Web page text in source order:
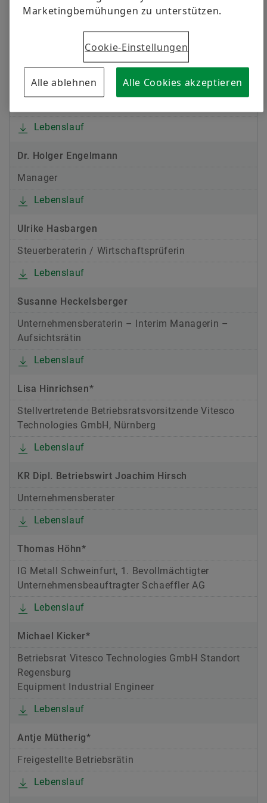
Stellvertretender Vorsitzender des
Konzernbetriebsrats der Schaeffler AG und
Mitglied im Europa Betriebsrat
Lebenslauf
Manfred Eibeck
Lebenslauf
Dr. Holger Engelmann
Manager
Lebenslauf
Ulrike Hasbargen
Steuerberaterin / Wirtschaftsprüferin
Lebenslauf
Susanne Heckelsberger
Unternehmensberaterin – Interim Managerin –
Aufsichtsrätin
Lebenslauf
Lisa Hinrichsen*
Stellvertretende Betriebsratsvorsitzende Vitesco
Technologies GmbH, Nürnberg
Lebenslauf
KR Dipl. Betriebswirt Joachim Hirsch
Unternehmensberater
Lebenslauf
Thomas Höhn*
IG Metall Schweinfurt, 1. Bevollmächtigter
Unternehmensbeauftragter Schaeffler AG
Lebenslauf
Michael Kicker*
Betriebsrat Vitesco Technologies GmbH Standort
Regensburg
Equipment Industrial Engineer
Lebenslauf
Antje Mütherig*
Freigestellte Betriebsrätin
Lebenslauf
Marketingbemühungen zu unterstützen.
Cookie-Einstellungen
Alle ablehnen Alle Cookies akzeptieren